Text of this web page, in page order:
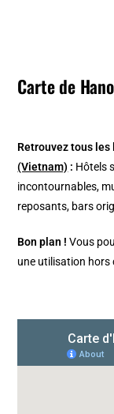
Carte de
Retrouvez tous
(Vietnam) : Hôtels
incontournables,
reposants, bars
Bon plan ! Vous
une utilisation hors